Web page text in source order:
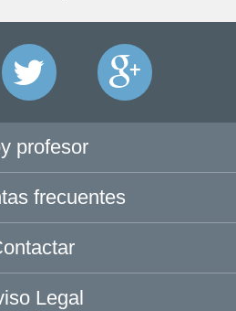
profesor
frecuentes
Legal